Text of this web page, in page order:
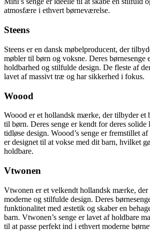
atmosfære i ethvert børneværelse.
Steens
Steens er en dansk møbelproducent, der
møbler til børn og voksne. Deres børnesenge
holdbarhed og stilfulde design. De fleste af
lavet af massivt træ og har sikkerhed i fokus.
Woood
Woood er et hollandsk mærke, der tilbyder et
til børn. Deres senge er kendt for deres
tidløse design. Woood’s senge er fremstillet
er designet til at vokse med dit barn, hvilket
holdbare.
Vtwonen
Vtwonen er et velkendt hollandsk mærke, der
moderne og stilfulde design. Deres
funktionalitet med æstetik og skaber en
barn. Vtwonen’s senge er lavet af holdbare
til at passe perfekt ind i ethvert moderne